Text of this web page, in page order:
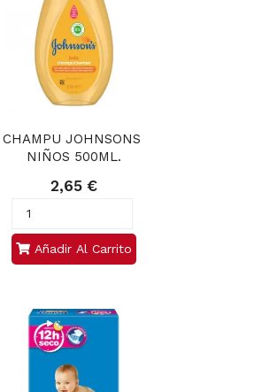
CHAMPU JOHNSONS
NIÑOS 500ML.
2,65 €
Añadir Al Carrito